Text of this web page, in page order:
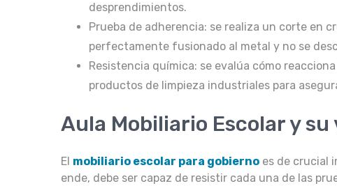
desprendimientos.
Prueba de adherencia: se realiza un corte en
perfectamente fusionado al metal y no se
Resistencia química: se evalúa cómo
productos de limpieza industriales para
Aula Mobiliario Escolar y
El mobiliario escolar para gobierno es de crucial
ende, debe ser capaz de resistir cada una de las